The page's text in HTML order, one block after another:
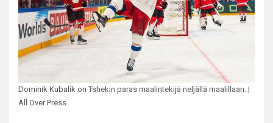
Dominik Kubalik on Tshekin paras maalintekijä neljällä maalillaan. |
All Over Press